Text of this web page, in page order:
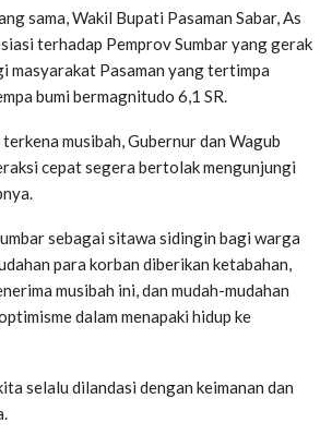
sama, Wakil Bupati Pasaman Sabar, As
terhadap Pemprov Sumbar yang gerak
masyarakat Pasaman yang tertimpa
bumi bermagnitudo 6,1 SR.
musibah, Gubernur dan Wagub
cepat segera bertolak mengunjungi
sebagai sitawa sidingin bagi warga
para korban diberikan ketabahan,
musibah ini, dan mudah-mudahan
dalam menapaki hidup ke
selalu dilandasi dengan keimanan dan